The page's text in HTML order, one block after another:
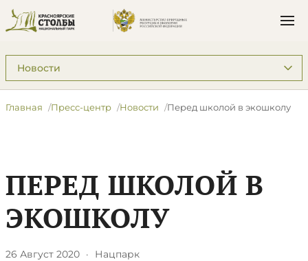
Подразделы: Пресс-центр
Главная Пресс-центр Новости Перед школой в экошколу
ПЕРЕД ШКОЛОЙ В
ЭКОШКОЛУ
26 Август 2020 · Нацпарк